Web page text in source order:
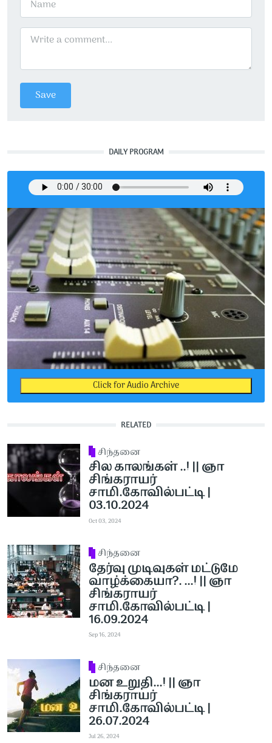
DAILY PROGRAM
Click for Audio Archive
RELATED
சிந்தனை
சில காலங்கள் ..! || ஞா
சிங்கராயர்
சாமி.கோவில்பட்டி |
03.10.2024
Oct 03, 2024
சிந்தனை
தேர்வு முடிவுகள் மட்டுமே
வாழ்க்கையா?. ...! || ஞா
சிங்கராயர்
சாமி.கோவில்பட்டி |
16.09.2024
Sep 16, 2024
சிந்தனை
மன உறுதி...! || ஞா
சிங்கராயர்
சாமி.கோவில்பட்டி |
26.07.2024
Jul 26, 2024